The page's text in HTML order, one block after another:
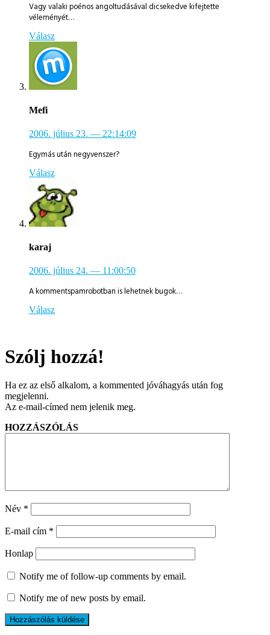
Vagy valaki poénos angoltudásával dicsekedve kifejtette
véleményét…
Válasz
Mefi
2006. július 23. — 22:14:09
Egymás után negyvenszer?
Válasz
karaj
2006. július 24. — 11:00:50
A kommentspamrobotban is lehetnek bugok…
Válasz
Szólj hozzá!
Ha ez az első alkalom, a kommented jóváhagyás után fog
megjelenni.
Az e-mail-címed nem jelenik meg.
HOZZÁSZÓLÁS
Név *
E-mail cím *
Honlap
Notify me of follow-up comments by email.
Notify me of new posts by email.